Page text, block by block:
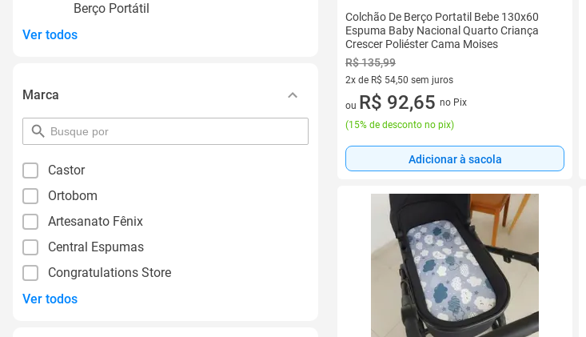
Berço Portátil
Ver todos
Marca
pesquisar
por
Castor
Ortobom
Artesanato Fênix
Central Espumas
Congratulations Store
Ver todos
Colchão De Berço Portatil Bebe 130x60
Espuma Baby Nacional Quarto Criança
Crescer Poliéster Cama Moises
R$ 135,99
2x de R$ 54,50 sem juros
2 vez de R$ 54,50 sem juros
ou R$ 92,65 no Pix
(15% de desconto no pix)
Adicionar à sacola